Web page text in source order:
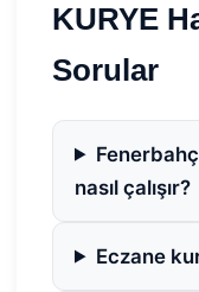
KURYE
Sorular
nasıl çalışır?
Eczane